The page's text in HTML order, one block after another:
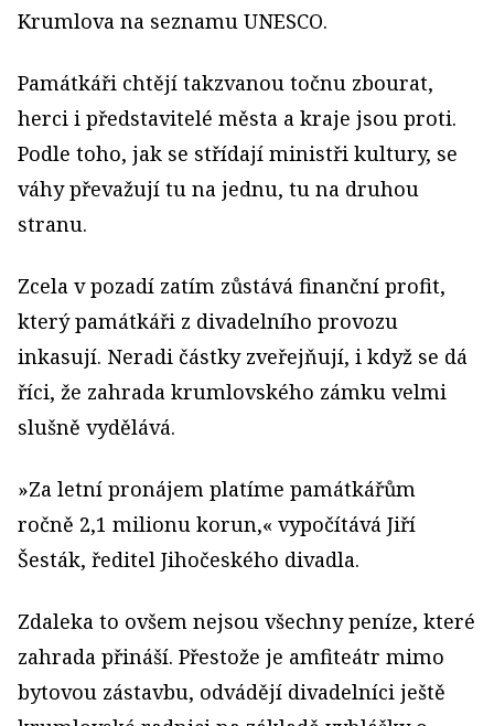
Krumlova na seznamu UNESCO.
Památkáři chtějí takzvanou točnu zbourat,
herci i představitelé města a kraje jsou proti.
Podle toho, jak se střídají ministři kultury, se
váhy převažují tu na jednu, tu na druhou
stranu.
Zcela v pozadí zatím zůstává finanční profit,
který památkáři z divadelního provozu
inkasují. Neradi částky zveřejňují, i když se dá
říci, že zahrada krumlovského zámku velmi
slušně vydělává.
»Za letní pronájem platíme památkářům
ročně 2,1 milionu korun,« vypočítává Jiří
Šesták, ředitel Jihočeského divadla.
Zdaleka to ovšem nejsou všechny peníze, které
zahrada přináší. Přestože je amfiteátr mimo
bytovou zástavbu, odvádějí divadelníci ještě